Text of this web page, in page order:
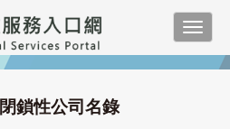
閉鎖性公司名錄